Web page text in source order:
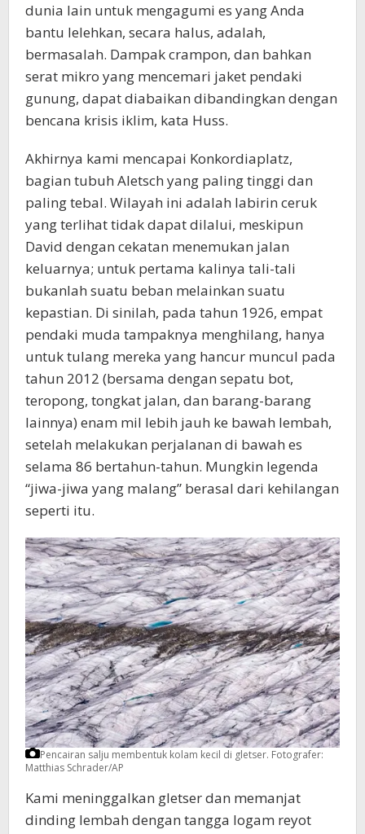
dunia lain untuk mengagumi es yang Anda
bantu lelehkan, secara halus, adalah,
bermasalah. Dampak crampon, dan bahkan
serat mikro yang mencemari jaket pendaki
gunung, dapat diabaikan dibandingkan dengan
bencana krisis iklim, kata Huss.
Akhirnya kami mencapai Konkordiaplatz,
bagian tubuh Aletsch yang paling tinggi dan
paling tebal. Wilayah ini adalah labirin ceruk
yang terlihat tidak dapat dilalui, meskipun
David dengan cekatan menemukan jalan
keluarnya; untuk pertama kalinya tali-tali
bukanlah suatu beban melainkan suatu
kepastian. Di sinilah, pada tahun 1926, empat
pendaki muda tampaknya menghilang, hanya
untuk tulang mereka yang hancur muncul pada
tahun 2012 (bersama dengan sepatu bot,
teropong, tongkat jalan, dan barang-barang
lainnya) enam mil lebih jauh ke bawah lembah,
setelah melakukan perjalanan di bawah es
selama 86 bertahun-tahun. Mungkin legenda
“jiwa-jiwa yang malang” berasal dari kehilangan
seperti itu.
Pencairan salju membentuk kolam kecil di gletser. Fotografer:
Matthias Schrader/AP
Kami meninggalkan gletser dan memanjat
dinding lembah dengan tangga logam reyot